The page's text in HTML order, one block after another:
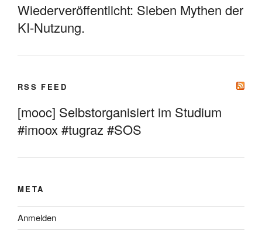
Wiederveröffentlicht: Sieben Mythen der
KI-Nutzung.
RSS FEED
[mooc] Selbstorganisiert im Studium
#imoox #tugraz #SOS
META
Anmelden